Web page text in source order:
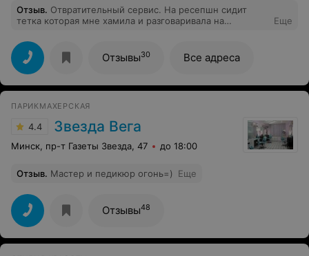
Отзыв. Отвратительный сервис. На ресепшн сидит
тетка которая мне хамила и разговаривала на
рекомендую.
Еще
Отзывы30 Все адреса
ПАРИКМАХЕРСКАЯ
4.4 Звезда Вега
Минск, пр-т Газеты Звезда, 47 до 18:00
Отзыв. Мастер и педикюр огонь=) Еще
Отзывы48